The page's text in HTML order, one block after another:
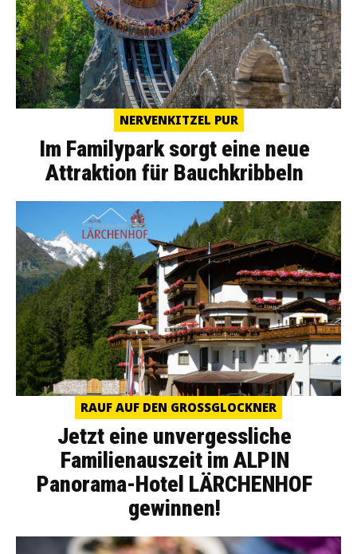
NERVENKITZEL PUR
Im Familypark sorgt eine neue
Attraktion für Bauchkribbeln
RAUF AUF DEN GROSSGLOCKNER
Jetzt eine unvergessliche
Familienauszeit im ALPIN
Panorama-Hotel LÄRCHENHOF
gewinnen!